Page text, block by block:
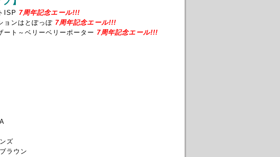
ISP 7周年記念エール!!!
ョンはとぽっぽ 7周年記念エール!!!
ト～ベリーベリーポーター 7周年記念エール!!!
ズ
ラウン